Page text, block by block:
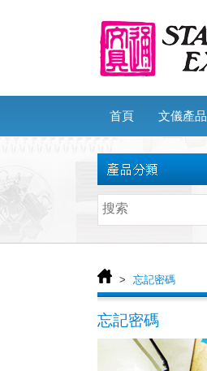
首頁 文儀產品
> 忘記密碼
忘記密碼